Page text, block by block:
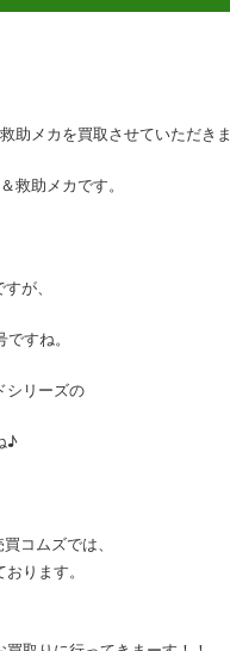
助メカを買取させていただき
救助メカです。
が、
すね。
シリーズの
♪
コムズでは、
ります。